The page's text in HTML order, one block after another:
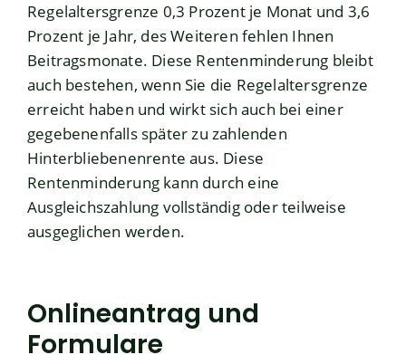
Regelaltersgrenze 0,3 Prozent je Monat und 3,6
Prozent je Jahr, des Weiteren fehlen Ihnen
Beitragsmonate. Diese Rentenminderung bleibt
auch bestehen, wenn Sie die Regelaltersgrenze
erreicht haben und wirkt sich auch bei einer
gegebenenfalls später zu zahlenden
Hinterbliebenenrente aus. Diese
Rentenminderung kann durch eine
Ausgleichszahlung vollständig oder teilweise
ausgeglichen werden.
Onlineantrag und
Formulare